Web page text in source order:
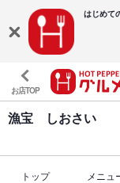
はじめて
お店TOP
漁宝 しおさい
トップ メニュ